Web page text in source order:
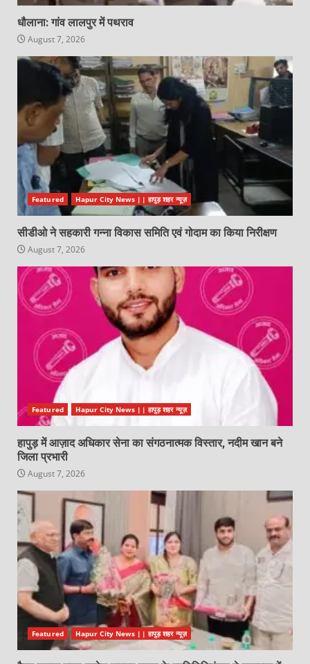
धौलाना: गांव लालपुर में पथराव
August 7, 2026
Featured Hapur City News || हापुड़ शहर न्यूज़
सीडीओ ने सहकारी गन्ना विकास समिति एवं गोदाम का किया निरीक्षण
August 7, 2026
Featured Hapur City News || हापुड़ शहर न्यूज़
हापुड़ में आज़ाद अधिकार सेना का संगठनात्मक विस्तार, नदीम खान बने
जिला प्रभारी
August 7, 2026
Featured Hapur City News || हापुड़ शहर न्यूज़